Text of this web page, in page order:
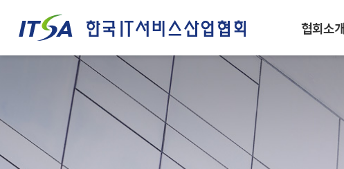
협회소
인사말 설립목적/연혁
IT서비스산업 경쟁력 강화
IT서비스 정책기획협